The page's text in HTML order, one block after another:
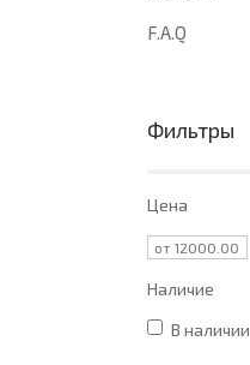
F.A.Q
Фильтры
Цена
Наличие
В наличии